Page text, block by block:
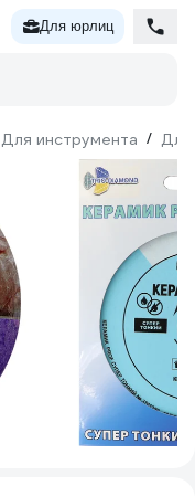
Для юрлиц
Для инструмента / Для